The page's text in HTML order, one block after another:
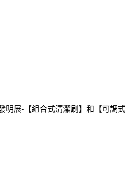
明展-【組合式清潔刷】和【可調